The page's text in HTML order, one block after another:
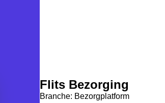
Flits Bezorging
Branche: Bezorgplatform